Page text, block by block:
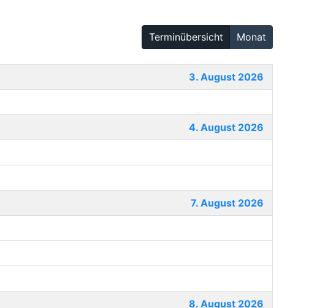
Terminübersicht Monat
3. August 2026
4. August 2026
7. August 2026
8. August 2026